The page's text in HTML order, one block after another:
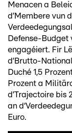
Menacen a
d’Membere vun
Defense-Budget
engagéiert. Fir
d’Brutto-
Duché 1,5
Prozent a
d’Trajectoire bis
an
Euro.